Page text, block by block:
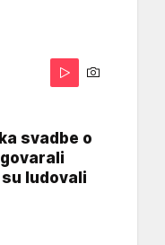
svadbe o
ludovali